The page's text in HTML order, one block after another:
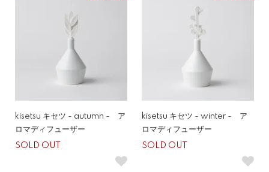
kisetsu キセツ - autumn - ア
ロマディフューザー
SOLD OUT
kisetsu キセツ - winter - ア
ロマディフューザー
SOLD OUT